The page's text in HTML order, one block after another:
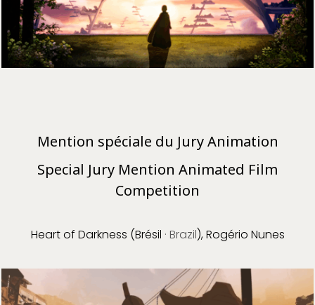
Mention spéciale du Jury Animation
Special Jury Mention Animated Film
Competition
Heart of Darkness (Brésil · Brazil), Rogério Nunes